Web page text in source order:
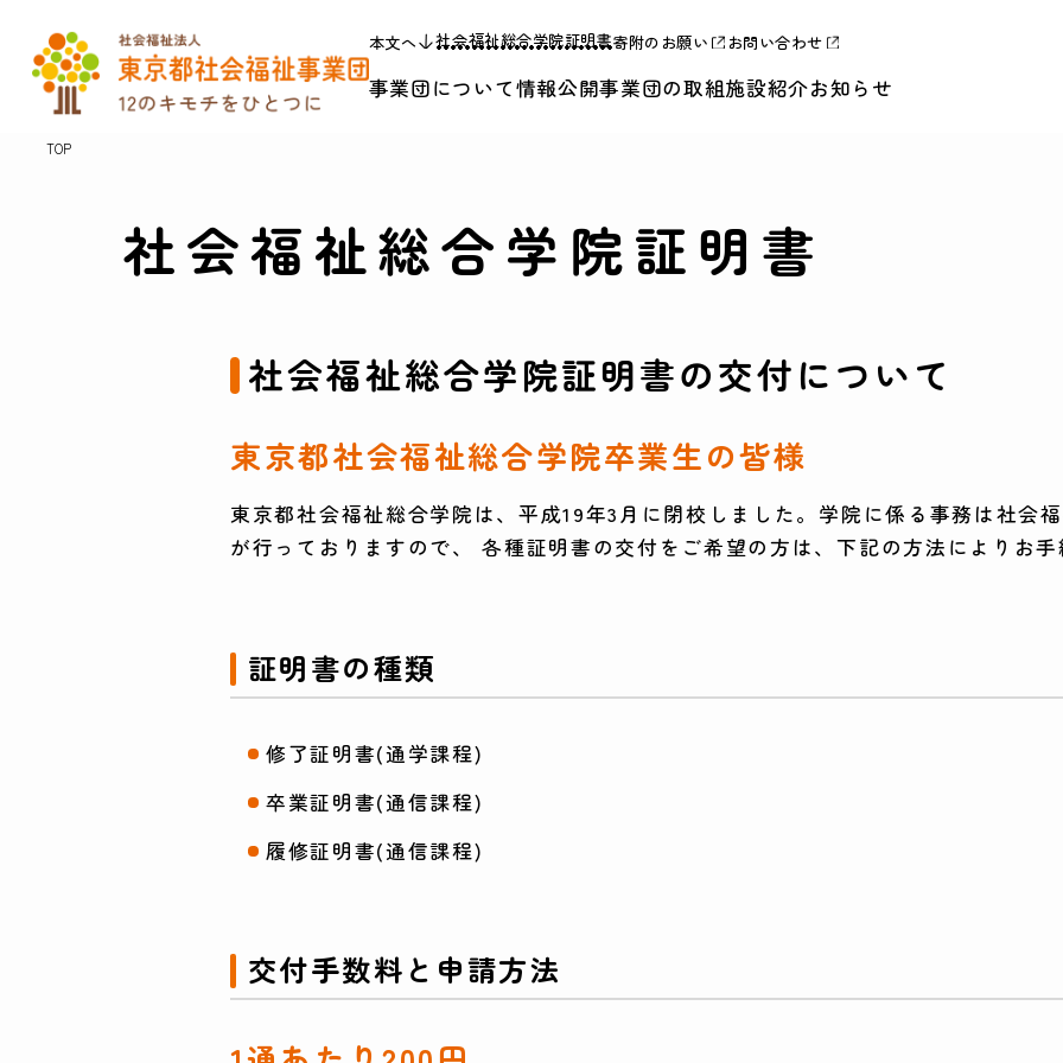
本文へ 社会福祉総合学院証明書寄附のお願い お問い合わせ
事業団について情報公開事業団の取組施設紹介お知らせ
TOP
社会福祉総合学院証明書
社会福祉総合学院証明書の交付について
東京都社会福祉総合学院卒業生の皆様
東京都社会福祉総合学院は、平成19年3月に閉校しました。学院に係る事務は社会
が行っておりますので、 各種証明書の交付をご希望の方は、下記の方法によりお手
証明書の種類
修了証明書(通学課程)
卒業証明書(通信課程)
履修証明書(通信課程)
交付手数料と申請方法